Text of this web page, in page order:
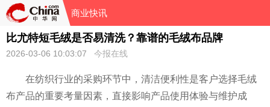
商业快讯
比尤特短毛绒是否易清洗？靠谱的毛绒布品牌
2026-03-06 10:03:07 今报在线
在纺织行业的采购环节中，清洁便利性是客户选择毛绒
布产品的重要考量因素，直接影响产品使用体验与维护成